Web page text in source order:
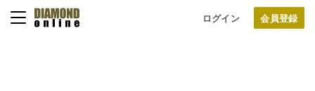
ログイン